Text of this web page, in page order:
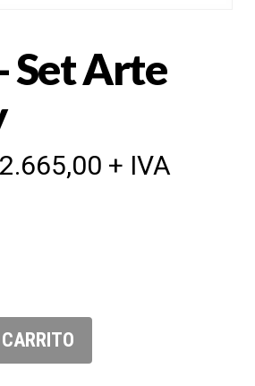
Set Arte
Current
+ IVA